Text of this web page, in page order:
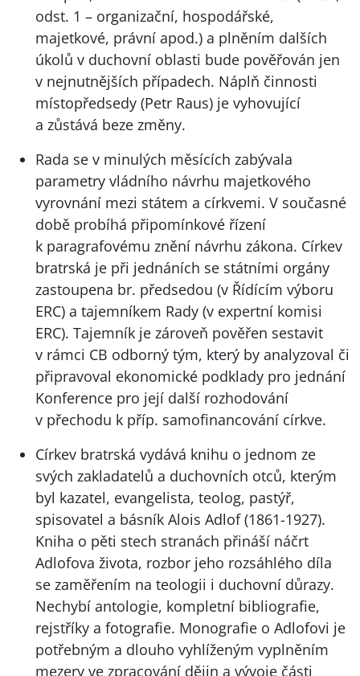
odst. 1 – organizační, hospodářské,
majetkové, právní apod.) a plněním dalších
úkolů v duchovní oblasti bude pověřován jen
v nejnutnějších případech. Náplň činnosti
místopředsedy (Petr Raus) je vyhovující
a zůstává beze změny.
Rada se v minulých měsících zabývala
parametry vládního návrhu majetkového
vyrovnání mezi státem a církvemi. V současné
době probíhá připomínkové řízení
k paragrafovému znění návrhu zákona. Církev
bratrská je při jednáních se státními orgány
zastoupena br. předsedou (v Řídícím výboru
ERC) a tajemníkem Rady (v expertní komisi
ERC). Tajemník je zároveň pověřen sestavit
v rámci CB odborný tým, který by analyzoval či
připravoval ekonomické podklady pro jednání
Konference pro její další rozhodování
v přechodu k příp. samofinancování církve.
Církev bratrská vydává knihu o jednom ze
svých zakladatelů a duchovních otců, kterým
byl kazatel, evangelista, teolog, pastýř,
spisovatel a básník Alois Adlof (1861-1927).
Kniha o pěti stech stranách přináší náčrt
Adlofova života, rozbor jeho rozsáhlého díla
se zaměřením na teologii i duchovní důrazy.
Nechybí antologie, kompletní bibliografie,
rejstříky a fotografie. Monografie o Adlofovi je
potřebným a dlouho vyhlíženým vyplněním
mezery ve zpracování dějin a vývoje části